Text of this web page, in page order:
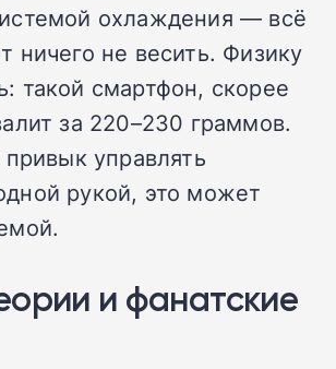
охлаждения — всё
ничего не весить. Физику
такой смартфон, скорее
за 220–230 граммов.
управлять
рукой, это может
и фанатские